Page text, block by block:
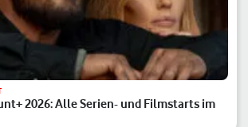
2026: Alle Serien- und Filmstarts im